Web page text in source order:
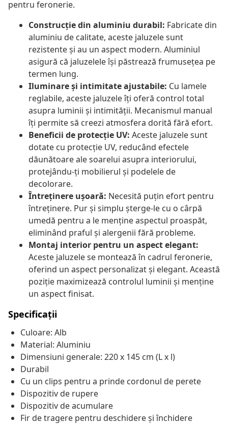
pentru feronerie.
Construcție din aluminiu durabil: Fabricate din
aluminiu de calitate, aceste jaluzele sunt
rezistente și au un aspect modern. Aluminiul
asigură că jaluzelele își păstrează frumusețea pe
termen lung.
Iluminare și intimitate ajustabile: Cu lamele
reglabile, aceste jaluzele îți oferă control total
asupra luminii și intimității. Mecanismul manual
îți permite să creezi atmosfera dorită fără efort.
Beneficii de protecție UV: Aceste jaluzele sunt
dotate cu protecție UV, reducând efectele
dăunătoare ale soarelui asupra interiorului,
protejându-ți mobilierul și podelele de
decolorare.
Întreținere ușoară: Necesită puțin efort pentru
întreținere. Pur și simplu șterge-le cu o cârpă
umedă pentru a le menține aspectul proaspăt,
eliminând praful și alergenii fără probleme.
Montaj interior pentru un aspect elegant:
Aceste jaluzele se montează în cadrul feronerie,
oferind un aspect personalizat și elegant. Această
poziție maximizează controlul luminii și menține
un aspect finisat.
Specificații
Culoare: Alb
Material: Aluminiu
Dimensiuni generale: 220 x 145 cm (L x l)
Durabil
Cu un clips pentru a prinde cordonul de perete
Dispozitiv de rupere
Dispozitiv de acumulare
Fir de tragere pentru deschidere și închidere